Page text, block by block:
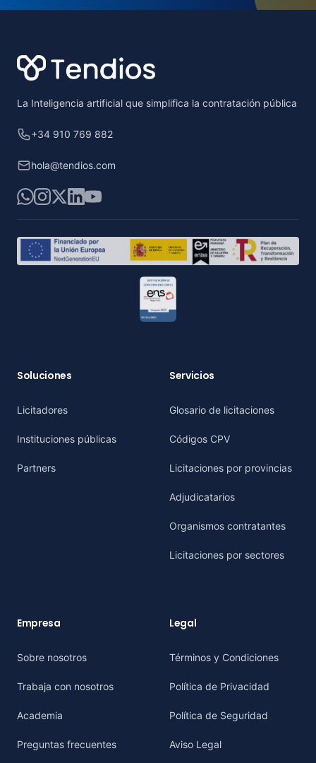
La Inteligencia artificial que simplifica la contratación pública
+34 910 769 882
hola@tendios.com
WhatsApp
Instagram
X LinkedIn
YouTube
Soluciones
Licitadores
Instituciones públicas
Partners
Servicios
Glosario de licitaciones
Códigos CPV
Licitaciones por provincias
Adjudicatarios
Organismos contratantes
Licitaciones por sectores
Empresa
Sobre nosotros
Trabaja con nosotros
Academia
Preguntas frecuentes
Legal
Términos y Condiciones
Política de Privacidad
Política de Seguridad
Aviso Legal